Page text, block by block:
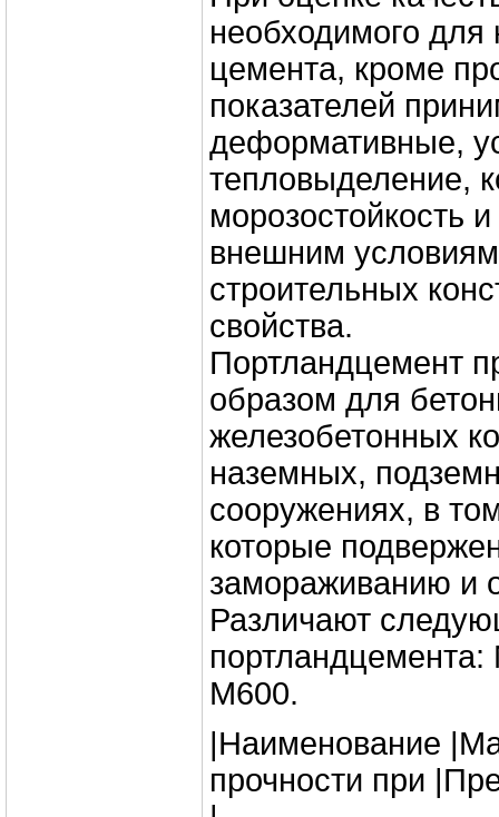
необходимого для
цемента, кроме
показателей
деформативные,
тепловыделение,
морозостойкость и
внешним
строительных
свойства.
Портландцемент
образом для
железобетонных
наземных,
сооружениях, в
которые
замораживанию и
Различают
М600.
|Наименование
прочности при